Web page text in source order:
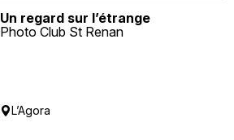
Un regard sur l’étrange
Photo Club St Renan
L’Agora